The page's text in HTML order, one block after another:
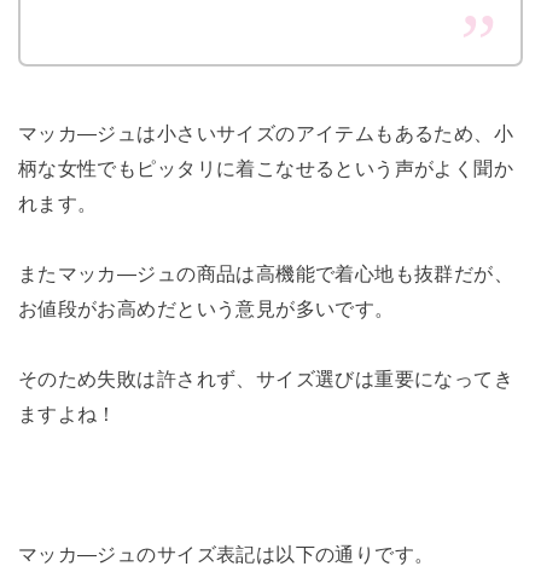
マッカ―ジュは小さいサイズのアイテムもあるため、小
柄な女性でもピッタリに着こなせるという声がよく聞か
れます。
またマッカ―ジュの商品は高機能で着心地も抜群だが、
お値段がお高めだという意見が多いです。
そのため失敗は許されず、サイズ選びは重要になってき
ますよね！
マッカ―ジュのサイズ表記は以下の通りです。